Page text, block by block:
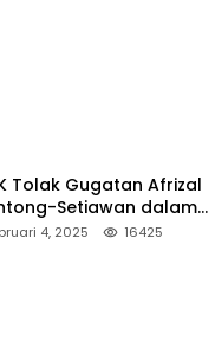
Tolak Gugatan Afrizal
Setiawan dalam
Pilkada Rokan Hilir
4, 2025 16425